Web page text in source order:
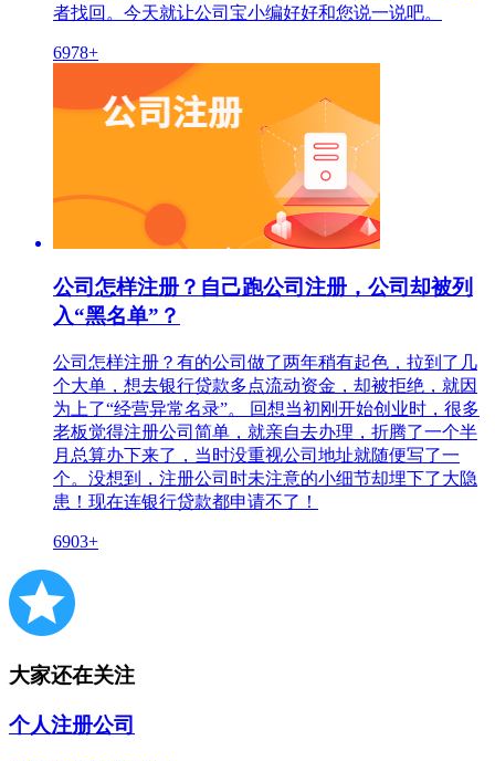
者找回。今天就让公司宝小编好好和您说一说吧。
6978+
公司怎样注册？自己跑公司注册，公司却被列
入“黑名单”？
公司怎样注册？有的公司做了两年稍有起色，拉到了几
个大单，想去银行贷款多点流动资金，却被拒绝，就因
为上了“经营异常名录”。 回想当初刚开始创业时，很多
老板觉得注册公司简单，就亲自去办理，折腾了一个半
月总算办下来了，当时没重视公司地址就随便写了一
个。没想到，注册公司时未注意的小细节却埋下了大隐
患！现在连银行贷款都申请不了！
6903+
大家还在关注
个人注册公司